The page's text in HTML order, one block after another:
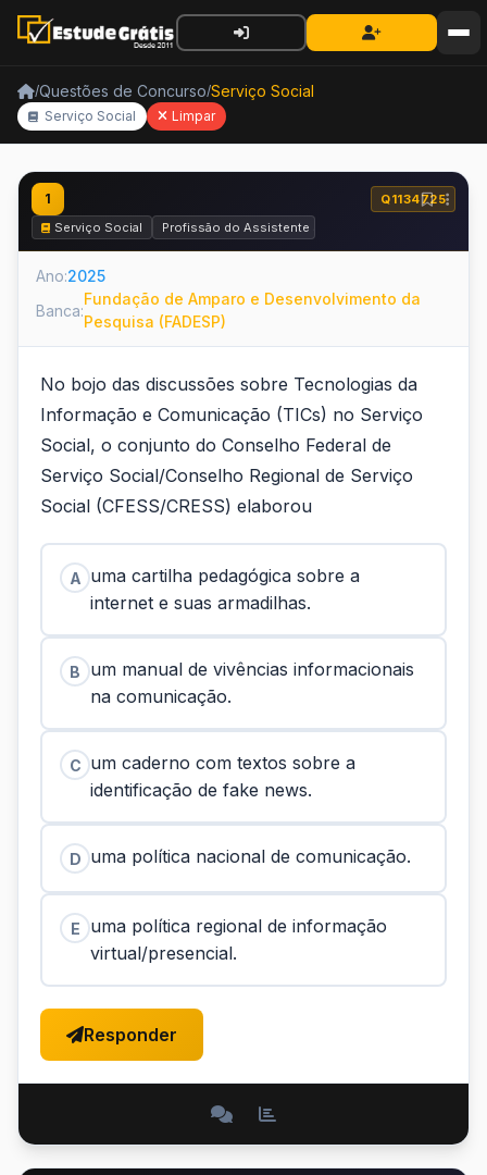
/Questões de Concurso/Serviço Social
Serviço Social Limpar
1
Q1134725
Serviço Social
Profissão do Assistente Social e o Código de Ética
Ano:2025
Banca:
Fundação de Amparo e Desenvolvimento da
Pesquisa (FADESP)
No bojo das discussões sobre Tecnologias da
Informação e Comunicação (TICs) no Serviço
Social, o conjunto do Conselho Federal de
Serviço Social/Conselho Regional de Serviço
Social (CFESS/CRESS) elaborou
A uma cartilha pedagógica sobre a
internet e suas armadilhas.
B
um manual de vivências informacionais
na comunicação.
C um caderno com textos sobre a
identificação de fake news.
D uma política nacional de comunicação.
E
uma política regional de informação
virtual/presencial.
Responder